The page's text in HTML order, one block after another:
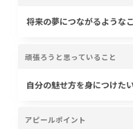
将来の夢につながるような
頑張ろうと思っていること
自分の魅せ方を身につけた
アピールポイント